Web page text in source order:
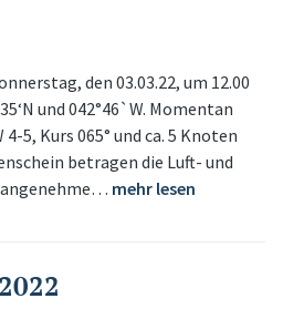
den 03.03.22, um 12.00
und 042°46`W. Momentan
5, Kurs 065° und ca. 5 Knoten
betragen die Luft- und
mehr lesen